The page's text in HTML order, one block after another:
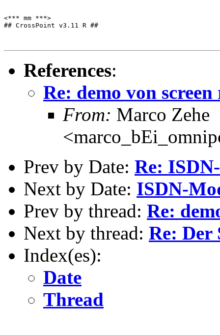
<*** mm ***>
## CrossPoint v3.11 R ##
References:
Re: demo von
From: Marco Zehe
Prev by Date: Re:
Next by Date: ISDN-
Prev by thread: Re:
Next by thread: Re: Der
Index(es):
Date
Thread